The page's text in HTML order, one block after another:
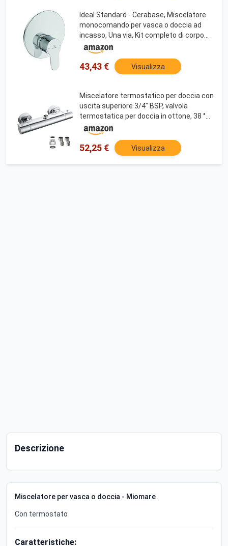
Ideal Standard - Cerabase, Miscelatore
monocomando per vasca o doccia ad
incasso, Una via, Kit completo di corpo
incasso, Cromato
43,43 € Visualizza
Miscelatore termostatico per doccia con
uscita superiore 3/4" BSP, valvola
termostatica per doccia in ottone, 38 °C,
anti-scottatura, con adattatore per tubo
BSP da 3/4" a 1/2", rubinetto miscelatore
52,25 € Visualizza
Descrizione
Miscelatore per vasca o doccia - Miomare
Con termostato
Caratteristiche: